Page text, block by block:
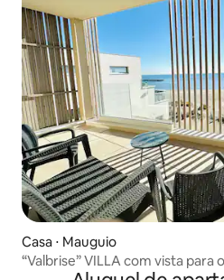
Casa ⋅ Mauguio
“Valbrise” VILLA com vista para